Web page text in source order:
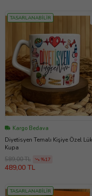
TASARLANABİLİR
Kargo Bedava
Diyetisyen Temalı Kişiye Özel
Kupa
589,00 TL
%17
489,00 TL
TASARLANABİLİR